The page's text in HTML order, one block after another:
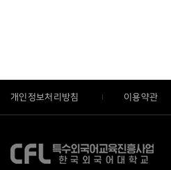
개인정보처리방침 이용약관